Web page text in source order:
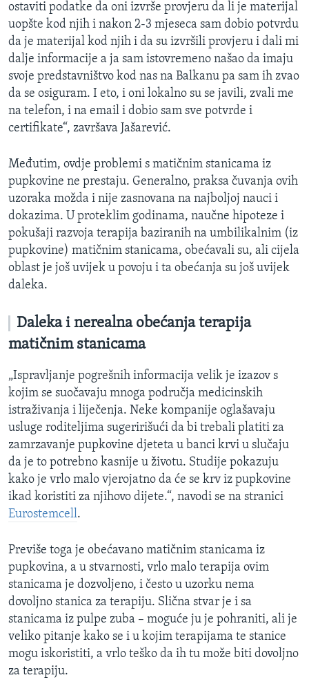
ostaviti podatke da oni izvrše provjeru da li je materijal
uopšte kod njih i nakon 2-3 mjeseca sam dobio potvrdu
da je materijal kod njih i da su izvršili provjeru i dali mi
dalje informacije a ja sam istovremeno našao da imaju
svoje predstavništvo kod nas na Balkanu pa sam ih zvao
da se osiguram. I eto, i oni lokalno su se javili, zvali me
na telefon, i na email i dobio sam sve potvrde i
certifikate“, završava Jašarević.
Međutim, ovdje problemi s matičnim stanicama iz
pupkovine ne prestaju. Generalno, praksa čuvanja ovih
uzoraka možda i nije zasnovana na najboljoj nauci i
dokazima. U proteklim godinama, naučne hipoteze i
pokušaji razvoja terapija baziranih na umbilikalnim (iz
pupkovine) matičnim stanicama, obećavali su, ali cijela
oblast je još uvijek u povoju i ta obećanja su još uvijek
daleka.
Daleka i nerealna obećanja terapija
matičnim stanicama
„Ispravljanje pogrešnih informacija velik je izazov s
kojim se suočavaju mnoga područja medicinskih
istraživanja i liječenja. Neke kompanije oglašavaju
usluge roditeljima sugeririšući da bi trebali platiti za
zamrzavanje pupkovine djeteta u banci krvi u slučaju
da je to potrebno kasnije u životu. Studije pokazuju
kako je vrlo malo vjerojatno da će se krv iz pupkovine
ikad koristiti za njihovo dijete.“, navodi se na stranici
Eurostemcell.
Previše toga je obećavano matičnim stanicama iz
pupkovina, a u stvarnosti, vrlo malo terapija ovim
stanicama je dozvoljeno, i često u uzorku nema
dovoljno stanica za terapiju. Slična stvar je i sa
stanicama iz pulpe zuba – moguće ju je pohraniti, ali je
veliko pitanje kako se i u kojim terapijama te stanice
mogu iskoristiti, a vrlo teško da ih tu može biti dovoljno
za terapiju.